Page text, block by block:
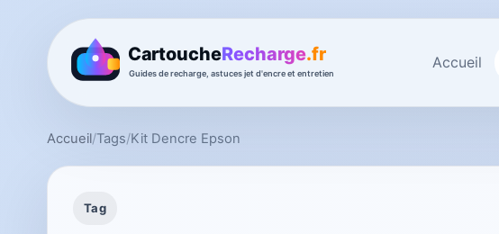
Accueil
Accueil/Tags/Kit Dencre Epson
Tag